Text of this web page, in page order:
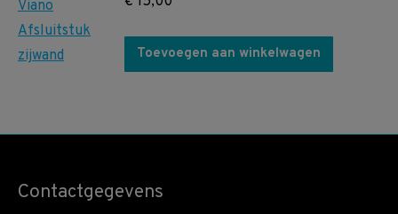
Toevoegen aan winkelwagen
Contactgegevens